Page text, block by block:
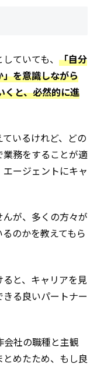
ていても、 「自分
を意識しながら
くと、必然的に進
いるけれど、どの
務をすることが適
ージェントにキャ
が、多くの方々が
のかを教えてもら
と、キャリアを見
る良いパートナー
社の職種と主観
めたため、もし良